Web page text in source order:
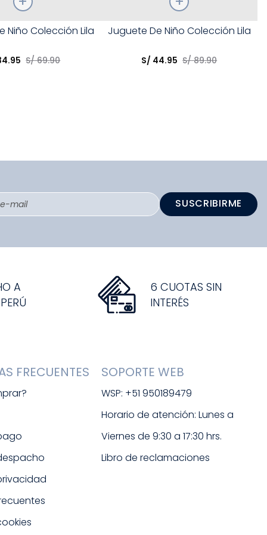
Niño Colección Lila
.95 S/ 69.90
Talla
Juguete De Niño Colección Lila
S/ 44.95 S/ 89.90
SUSCRIBIRME
A
6 CUOTAS SIN
INTERÉS
FRECUENTES SOPORTE WEB
WSP: +51 950189479
Horario de atención: Lunes a
Viernes de 9:30 a 17:30 hrs.
Libro de reclamaciones